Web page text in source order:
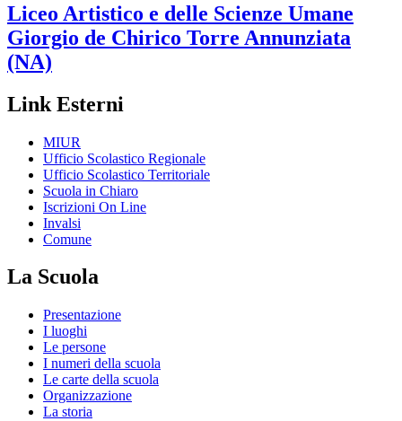
Liceo Artistico e delle Scienze Umane
Giorgio de Chirico Torre Annunziata
(NA)
Link Esterni
MIUR
Ufficio Scolastico Regionale
Ufficio Scolastico Territoriale
Scuola in Chiaro
Iscrizioni On Line
Invalsi
Comune
La Scuola
Presentazione
I luoghi
Le persone
I numeri della scuola
Le carte della scuola
Organizzazione
La storia